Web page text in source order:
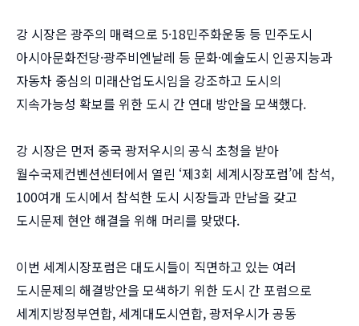
강 시장은 광주의 매력으로 5·18민주화운동 등 민주도시
아시아문화전당·광주비엔날레 등 문화·예술도시 인공지능과
자동차 중심의 미래산업도시임을 강조하고 도시의
지속가능성 확보를 위한 도시 간 연대 방안을 모색했다.
강 시장은 먼저 중국 광저우시의 공식 초청을 받아
월수국제컨벤션센터에서 열린 ‘제3회 세계시장포럼’에 참석,
100여개 도시에서 참석한 도시 시장들과 만남을 갖고
도시문제 현안 해결을 위해 머리를 맞댔다.
이번 세계시장포럼은 대도시들이 직면하고 있는 여러
도시문제의 해결방안을 모색하기 위한 도시 간 포럼으로
세계지방정부연합, 세계대도시연합, 광저우시가 공동